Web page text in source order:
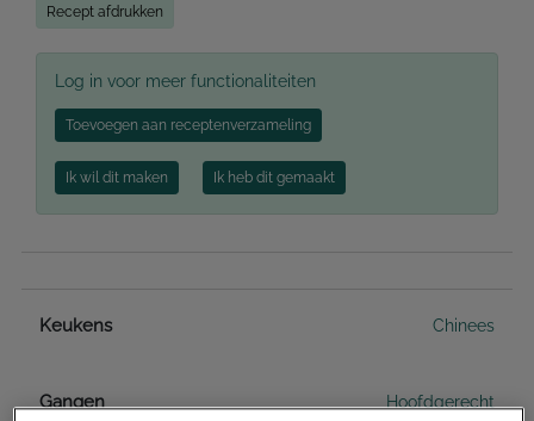
Recept afdrukken
Log in voor meer functionaliteiten
Toevoegen aan receptenverzameling
Ik wil dit maken Ik heb dit gemaakt
Keukens Chinees
Gangen Hoofdgerecht